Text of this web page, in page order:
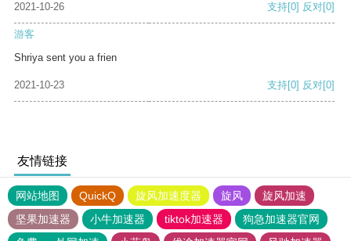
2021-10-26 支持[0] 反对[0]
游客
Shriya sent you a frien
2021-10-23 支持[0] 反对[0]
友情链接
网站地图 QuickQ 旋风加速度器 旋风
旋风加速
坚果加速器
小牛加速器 tiktok加速器
狗急加速器官网